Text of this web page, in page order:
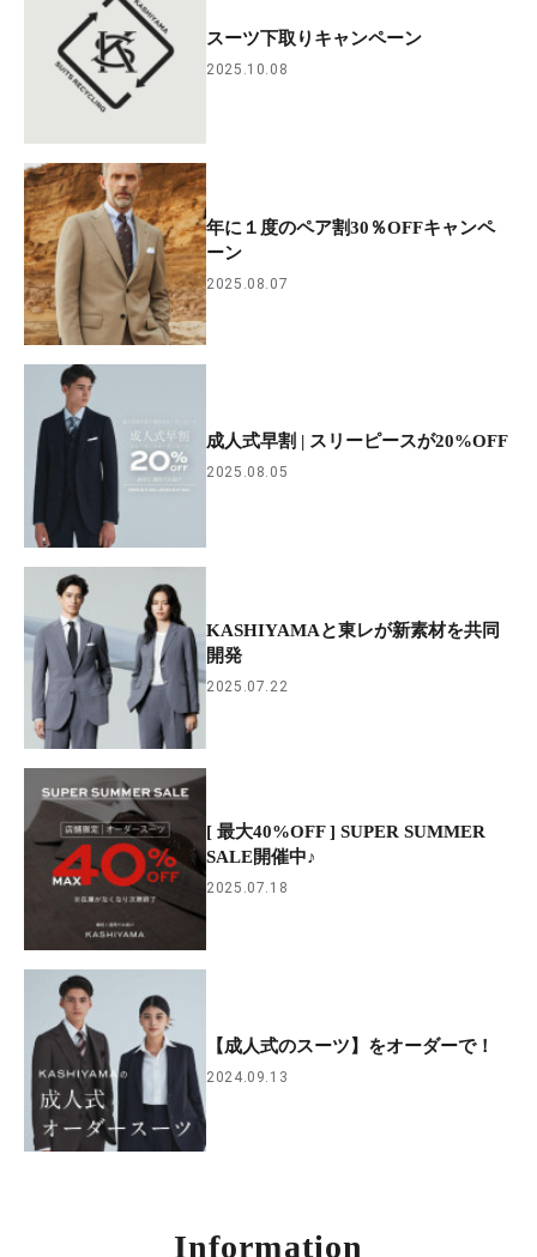
スーツ下取りキャンペーン
2025.10.08
年に１度のペア割30％OFFキャンペ
ーン
2025.08.07
成人式早割 | スリーピースが20%OFF
2025.08.05
KASHIYAMAと東レが新素材を共同
開発
2025.07.22
[ 最大40%OFF ] SUPER SUMMER
SALE開催中♪
2025.07.18
【成人式のスーツ】をオーダーで！
2024.09.13
Information